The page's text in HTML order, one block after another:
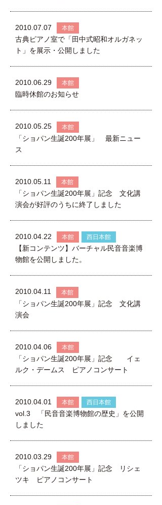
2010.07.07 本館
古典ピアノ室で「田中式昭和オルガネッ
ト」を展示・公開しました
2010.06.29 本館
臨時休館のお知らせ
2010.05.25 本館
「ショパン生誕200年展」 最新ニュー
ス
2010.05.11 本館
「ショパン生誕200年展」記念 文化講
演会が好評のうちに終了しました
2010.04.22 本館 西日本館
【新コンテンツ】バーチャル民音音楽博
物館を公開しました。
2010.04.11 本館
「ショパン生誕200年展」記念 文化講
演会
2010.04.06 本館
「ショパン生誕200年展」記念 イェ
ルク・デームス ピアノコンサート
2010.04.01 本館 西日本館
vol.3 「民音音楽博物館の歴史」を公開
しました
2010.03.29 本館
「ショパン生誕200年展」記念 リシェ
ツキ ピアノコンサート